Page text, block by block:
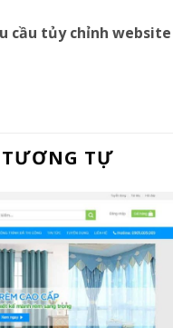
cầu tủy chỉnh
TỰ